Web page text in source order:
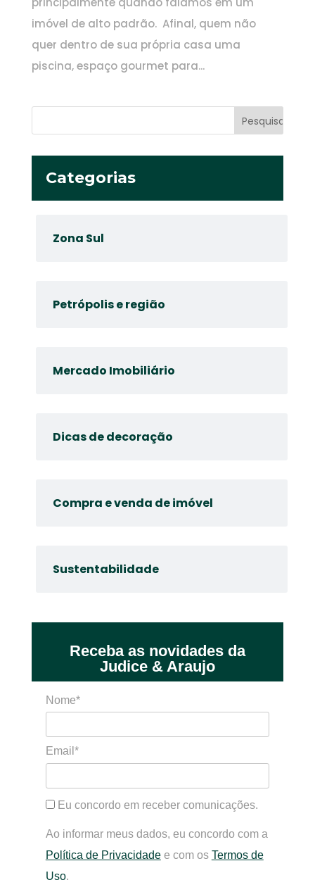
imóvel de alto padrão. Afinal, quem não
quer dentro de sua própria casa uma
piscina, espaço gourmet para...
Categorias
Zona Sul
Petrópolis e região
Mercado Imobiliário
Dicas de decoração
Compra e venda de imóvel
Sustentabilidade
Receba as novidades da
Judice & Araujo
Nome*
Email*
Eu concordo em receber comunicações.
Ao informar meus dados, eu concordo com a
Política de Privacidadee com os Termos de
Uso.